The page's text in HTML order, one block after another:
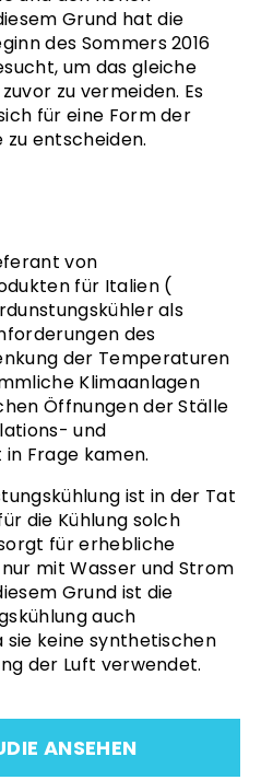
Grund hat die
des Sommers 2016
um das gleiche
zu vermeiden. Es
für eine Form der
zu entscheiden.
von
für Italien (
als
des
der Temperaturen
Klimaanlagen
Öffnungen der Ställe
und
Frage kamen.
ist in der Tat
die Kühlung solch
für erhebliche
mit Wasser und Strom
Grund ist die
auch
keine synthetischen
der Luft verwendet.
ANSEHEN